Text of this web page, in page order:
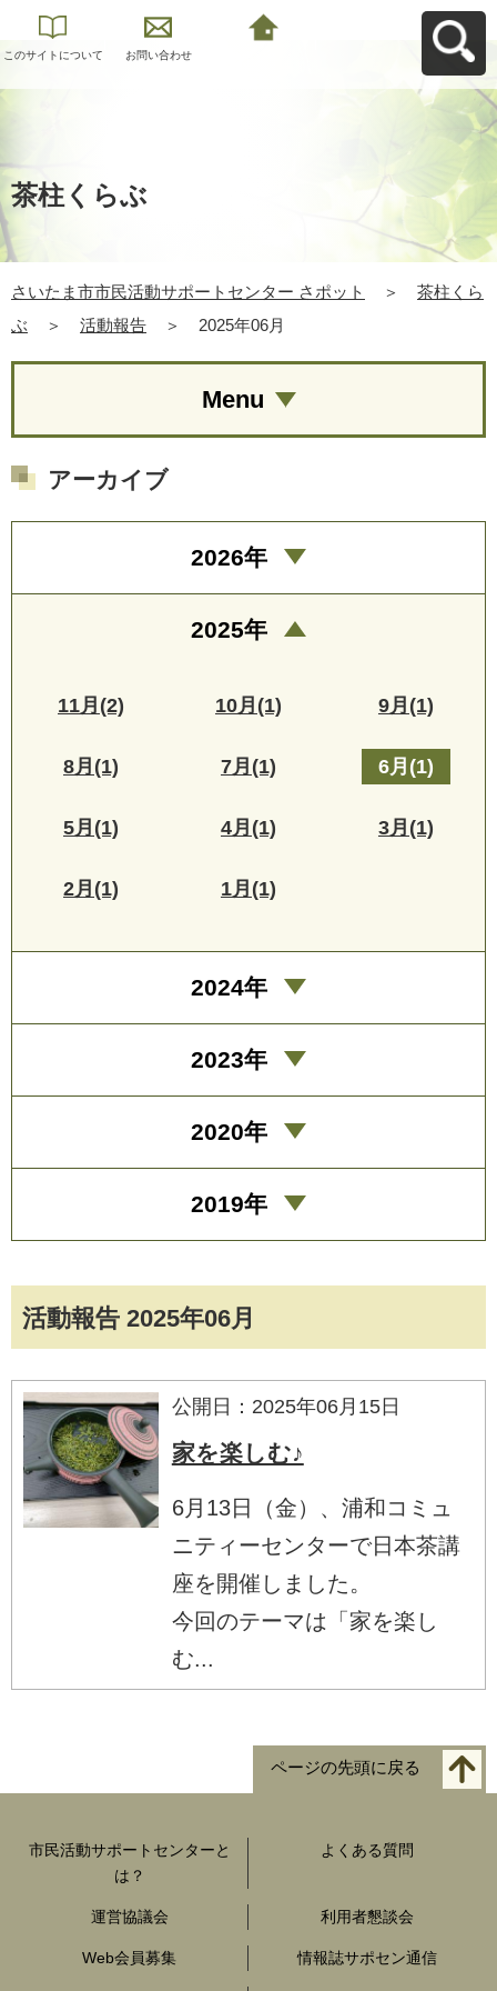
このサイトについて お問い合わせ
茶柱くらぶ
さいたま市市民活動サポートセンター さポット ＞
茶柱くら
ぶ
＞ 活動報告 ＞ 2025年06月
活動報告 2025年06月
公開日：2025年06月15日
家を楽しむ♪
6月13日（金）、浦和コミュ
ニティーセンターで日本茶講
座を開催しました。
今回のテーマは「家を楽し
む...
Menu
アーカイブ
2026年
2025年
11月(2) 10月(1) 9月(1)
8月(1) 7月(1) 6月(1)
5月(1) 4月(1) 3月(1)
2月(1) 1月(1)
2024年
2023年
2020年
2019年
ページの先頭に戻る
市民活動サポートセンターと
は？
よくある質問
運営協議会 利用者懇談会
Web会員募集 情報誌サポセン通信